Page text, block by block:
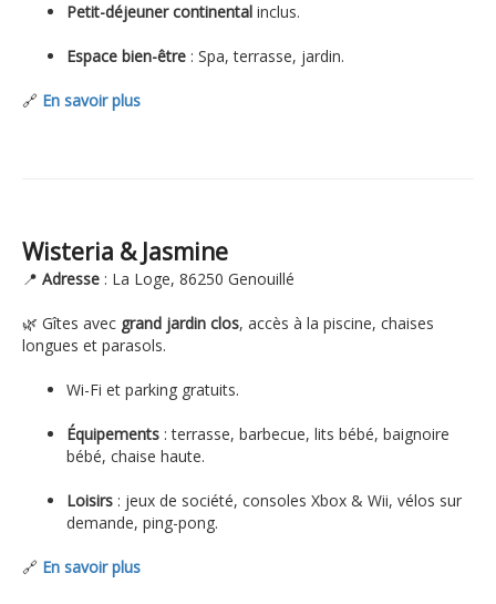
Petit-déjeuner continental inclus.
Espace bien-être : Spa, terrasse, jardin.
🔗 En savoir plus
Wisteria & Jasmine
📍 Adresse : La Loge, 86250 Genouillé
🌿 Gîtes avec grand jardin clos, accès à la piscine, chaises
longues et parasols.
Wi-Fi et parking gratuits.
Équipements : terrasse, barbecue, lits bébé, baignoire
bébé, chaise haute.
Loisirs : jeux de société, consoles Xbox & Wii, vélos sur
demande, ping-pong.
🔗 En savoir plus